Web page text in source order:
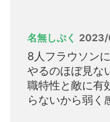
名無しぷく
8人フラウソン
やるのほぼ見な
職特性と敵に有
らないから弱く